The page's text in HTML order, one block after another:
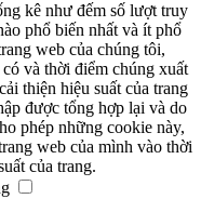
kê như đếm số lượt truy
phổ biến nhất và ít phổ
web của chúng tôi,
và thời điểm chúng xuất
thiện hiệu suất của trang
được tổng hợp lại và do
phép những cookie này,
web của mình vào thời
của trang.